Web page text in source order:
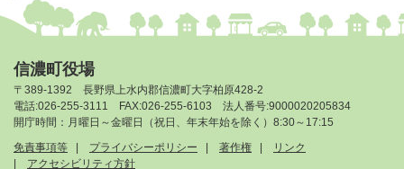
信濃町役場
〒389-1392 長野県上水内郡信濃町大字柏原428-2
電話:026-255-3111 FAX:026-255-6103 法人番号:9000020205834
開庁時間：月曜日～金曜日（祝日、年末年始を除く）8:30～17:15
免責事項等
プライバシーポリシー 著作権
リンク
アクセシビリティ方針